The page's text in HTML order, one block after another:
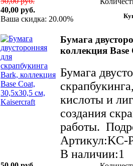
40,00 руб.
Ваша скидка: 20.00%
Бумага
коллекция
Бумага
кислоты и
создания
работы.
Артикул:KC-
В наличии:1